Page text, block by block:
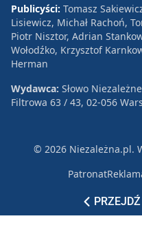
Publicyści: Tomasz
Lisiewicz, Michał Rachoń,
Piotr Nisztor, Adrian
Wołodźko, Krzysztof
Herman
Wydawca: Słowo
Filtrowa 63 / 43, 02-056
© 2026 Niezależna.pl.
Patronat